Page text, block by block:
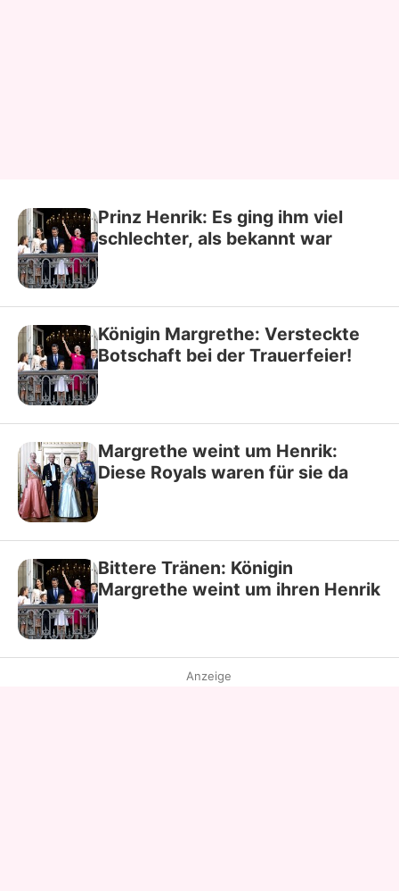
Prinz Henrik: Es ging ihm viel
schlechter, als bekannt war
Königin Margrethe: Versteckte
Botschaft bei der Trauerfeier!
Margrethe weint um Henrik:
Diese Royals waren für sie da
Bittere Tränen: Königin
Margrethe weint um ihren Henrik
Anzeige